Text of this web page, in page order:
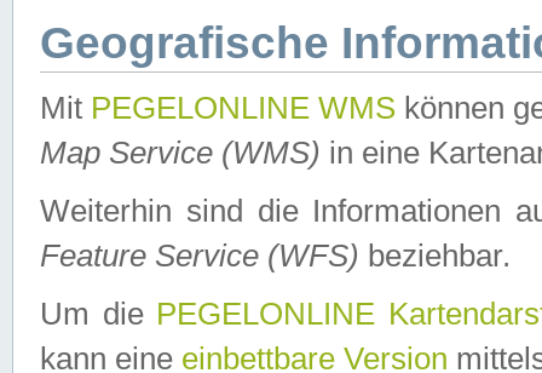
Geografische
Mit PEGELONLINE WMS können
Map Service (WMS) in eine
Weiterhin sind die Informationen
Feature Service (WFS) beziehbar.
Um die PEGELONLINE
kann eine einbettbare Version